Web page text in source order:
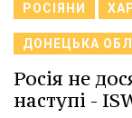
РОСІЯНИ
ДОНЕЦЬКА
Росія не
наступі -